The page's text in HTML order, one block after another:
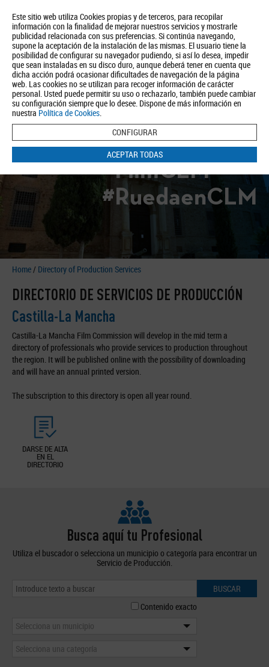
Este sitio web utiliza Cookies propias y de terceros, para recopilar
información con la finalidad de mejorar nuestros servicios y mostrarle
publicidad relacionada con sus preferencias. Si continúa navegando,
supone la aceptación de la instalación de las mismas. El usuario tiene la
posibilidad de configurar su navegador pudiendo, si así lo desea, impedir
que sean instaladas en su disco duro, aunque deberá tener en cuenta que
dicha acción podrá ocasionar dificultades de navegación de la página
web. Las cookies no se utilizan para recoger información de carácter
personal. Usted puede permitir su uso o rechazarlo, también puede cambiar
su configuración siempre que lo desee. Dispone de más información en
nuestra Política de Cookies.
CONFIGURAR
ACEPTAR TODAS
About us Tourism Política de Privacidad Aviso Legal Política de Cookies
BUSCAR
#FilmCLM
#RuedaenCLM
Home/ Directory of Production Services
DIRECTORIO DE SERVICIOS DE PRODUCCIÓN
Castilla-La Mancha
Castilla-La Mancha Film Commission will develop in the mid term a
directory of professionals who provide services to production throughout
the region. It will be published online with the possibility of downloading
and will have an annual printed version.
The subscription to this directory is open all year round.
DARSE DE ALTA
EN EL
DIRECTORIO
Busca aquí tu Profesional
Utiliza el buscador o selecciona un municipio o categoría para encontrar un
Servicio de Producción.
BUSCAR
Contenido exacto
Selecciona un municipio
Selecciona una categoría